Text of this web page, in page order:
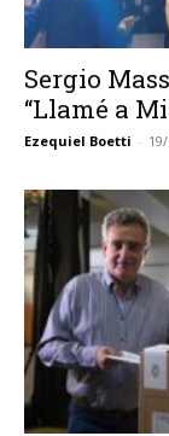
Sergio
“Llamé a
Ezequiel Boetti -